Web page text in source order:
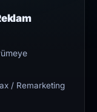
/ Remarketing